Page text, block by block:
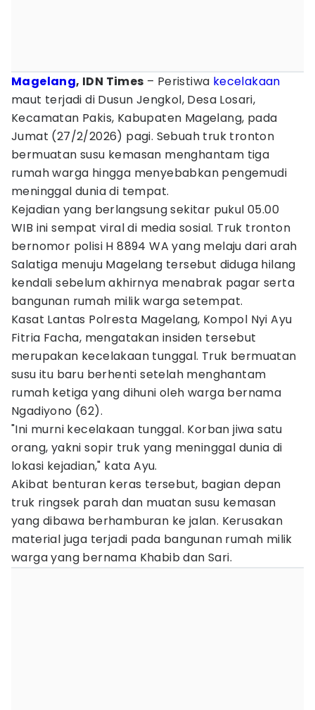
Magelang, IDN Times – Peristiwa kecelakaan
maut terjadi di Dusun Jengkol, Desa Losari,
Kecamatan Pakis, Kabupaten Magelang, pada
Jumat (27/2/2026) pagi. Sebuah truk tronton
bermuatan susu kemasan menghantam tiga
rumah warga hingga menyebabkan pengemudi
meninggal dunia di tempat.
Kejadian yang berlangsung sekitar pukul 05.00
WIB ini sempat viral di media sosial. Truk tronton
bernomor polisi H 8894 WA yang melaju dari arah
Salatiga menuju Magelang tersebut diduga hilang
kendali sebelum akhirnya menabrak pagar serta
bangunan rumah milik warga setempat.
Kasat Lantas Polresta Magelang, Kompol Nyi Ayu
Fitria Facha, mengatakan insiden tersebut
merupakan kecelakaan tunggal. Truk bermuatan
susu itu baru berhenti setelah menghantam
rumah ketiga yang dihuni oleh warga bernama
Ngadiyono (62).
"Ini murni kecelakaan tunggal. Korban jiwa satu
orang, yakni sopir truk yang meninggal dunia di
lokasi kejadian," kata Ayu.
Akibat benturan keras tersebut, bagian depan
truk ringsek parah dan muatan susu kemasan
yang dibawa berhamburan ke jalan. Kerusakan
material juga terjadi pada bangunan rumah milik
warga yang bernama Khabib dan Sari.